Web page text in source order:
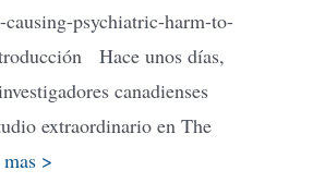
psychiatric-harm-to-
Hace unos días,
canadienses
extraordinario en The
>